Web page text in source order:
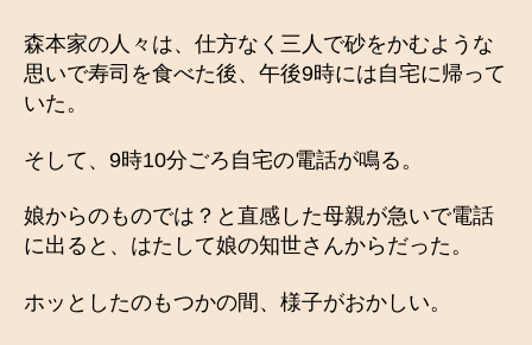
森本家の人々は、仕方なく三人で砂をかむような
思いで寿司を食べた後、午後9時には自宅に帰って
いた。
そして、9時10分ごろ自宅の電話が鳴る。
娘からのものでは？と直感した母親が急いで電話
に出ると、はたして娘の知世さんからだった。
ホッとしたのもつかの間、様子がおかしい。